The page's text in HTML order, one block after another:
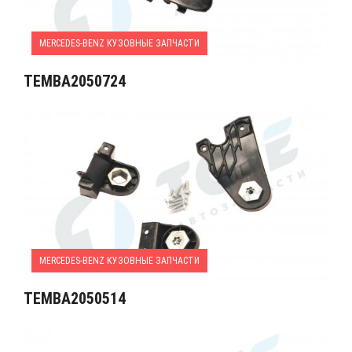
MERCEDES-BENZ КУЗОВНЫЕ ЗАПЧАСТИ
TEMBA2050724
MERCEDES-BENZ КУЗОВНЫЕ ЗАПЧАСТИ
TEMBA2050514